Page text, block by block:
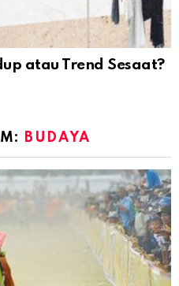
atau Trend Sesaat?
BUDAYA